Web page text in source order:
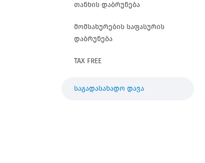
თანხის დაბრუნება
მომსახურების საფასურის
დაბრუნება
TAX FREE
საგადასახადო დავა